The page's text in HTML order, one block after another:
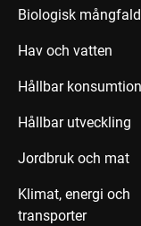
Biologisk mångfald
Hav och vatten
Hållbar konsumtion
Hållbar utveckling
Jordbruk och mat
Klimat, energi och
transporter